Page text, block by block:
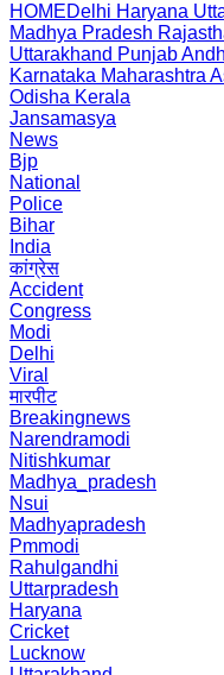
HOMEDelhi Haryana
Madhya Pradesh
Uttarakhand Punjab
Karnataka Maharashtra
Odisha Kerala
Jansamasya
News
Bjp
National
Police
Bihar
India
कांग्रेस
Accident
Congress
Modi
Delhi
Viral
मारपीट
Breakingnews
Narendramodi
Nitishkumar
Madhya_pradesh
Nsui
Madhyapradesh
Pmmodi
Rahulgandhi
Uttarpradesh
Haryana
Cricket
Lucknow